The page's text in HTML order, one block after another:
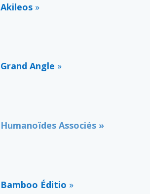
Akileos»
Grand Angle »
Humanoïdes Associés »
Bamboo Éditio »